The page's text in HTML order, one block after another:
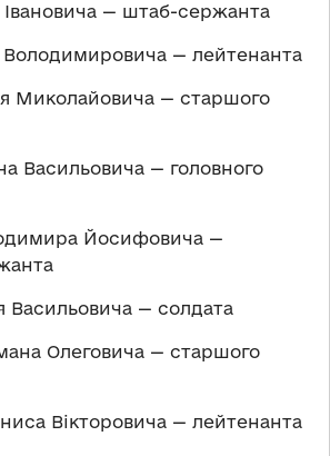
— штаб-сержанта
Володимировича — лейтенанта
Миколайовича — старшого
Васильовича — головного
Йосифовича —
Васильовича — солдата
Олеговича — старшого
Вікторовича — лейтенанта